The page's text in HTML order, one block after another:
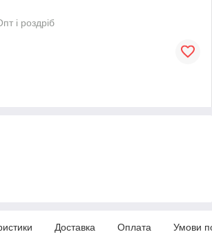
і роздріб
Доставка Оплата Умови